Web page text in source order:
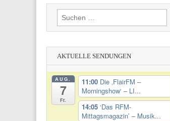
Suchen
nach:
AKTUELLE SENDUNGEN
AUG.
7
Fr.
11:00 Die ‚FlairFM –
Morningshow‘ – LI...
14:05 ‘Das RFM-
Mittagsmagazin’ – Musik...